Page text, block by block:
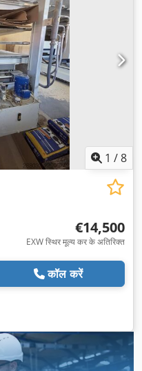
1 /8
€14,500
EXW स्थिर मूल्य कर के अतिरिक्त
कॉल करें